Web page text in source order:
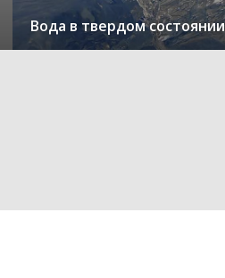
Вода в твердом состоянии